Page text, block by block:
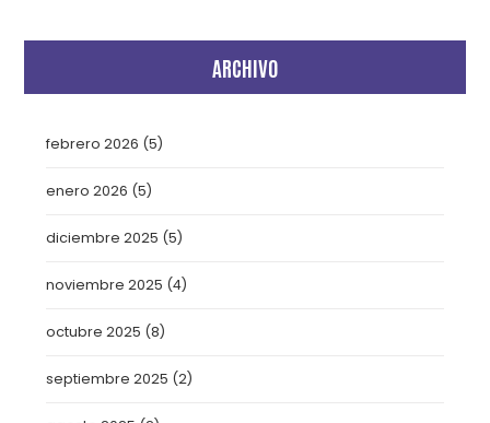
ARCHIVO
febrero 2026 (5)
enero 2026 (5)
diciembre 2025 (5)
noviembre 2025 (4)
octubre 2025 (8)
septiembre 2025 (2)